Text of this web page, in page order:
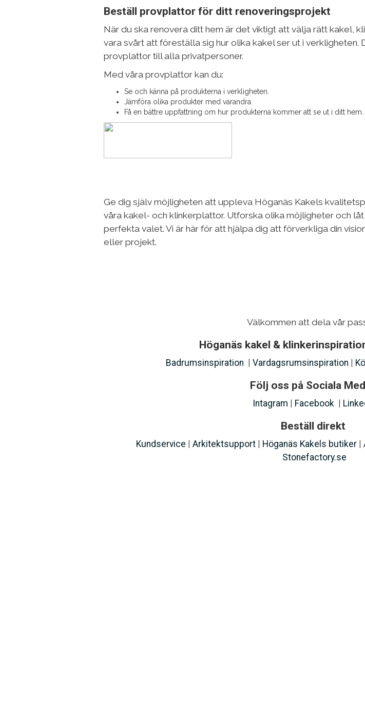
Beställ provplattor för ditt renoveringsprojekt
När du ska renovera ditt hem är det viktigt att välja rätt kakel,
vara svårt att föreställa sig hur olika kakel ser ut i verkligheten.
provplattor till alla privatpersoner.
Med våra provplattor kan du:
Se och känna på produkterna i verkligheten.
Jämföra olika produkter med varandra.
Få en bättre uppfattning om hur produkterna kommer att se ut i ditt hem.
Ge dig själv möjligheten att uppleva Höganäs Kakels
våra kakel- och klinkerplattor. Utforska olika möjligheter och
perfekta valet. Vi är här för att hjälpa dig att förverkliga din
eller projekt.
Välkommen att dela vår
Höganäs kakel & klinkeri
Badrumsinspiration Vardagsrumsinspiration
Följ oss på Sociala
Intagram Facebook
Beställ direkt
Kundservice Arkitektsupport Höganäs Kakels butiker|
Stonefactory.se